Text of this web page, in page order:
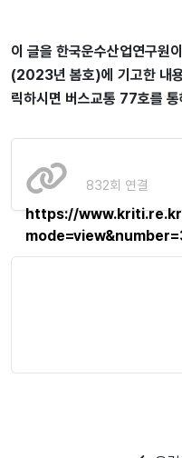
이 글을 한국운수산업연구원
(2023년 봄호)에 기고한 내
릭하시면 버스교통 77호를
https://
832회 연결